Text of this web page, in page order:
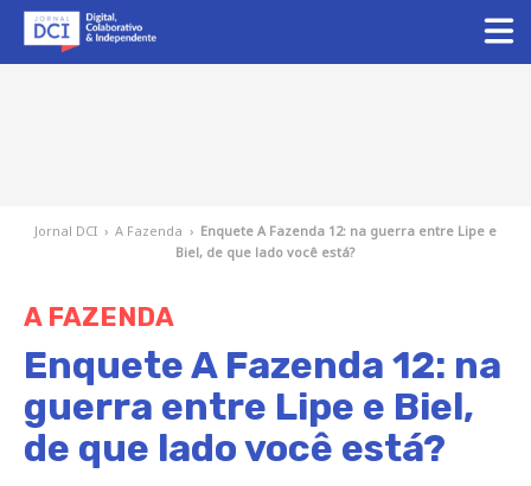
Jornal DCI › A Fazenda › Enquete A Fazenda 12: na guerra entre Lipe e
Biel, de que lado você está?
A FAZENDA
Enquete A Fazenda 12: na
guerra entre Lipe e Biel,
de que lado você está?